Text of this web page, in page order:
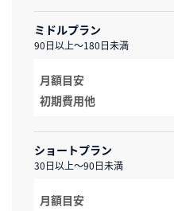
ミドルプラン
90日以上～180日未満
月額目安
初期費用他
ショートプラン
30日以上～90日未満
月額目安